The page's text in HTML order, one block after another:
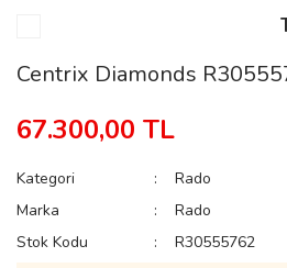
Centrix Diamonds
67.300,00 TL
Kategori
Rado
Marka
Rado
Stok Kodu
R30555762